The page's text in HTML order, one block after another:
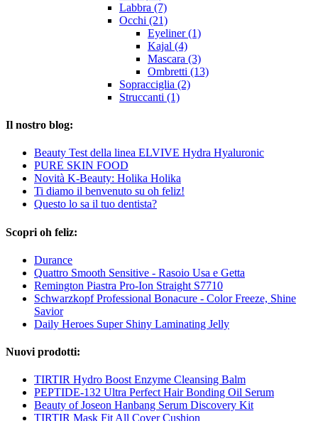
Labbra (7)
Occhi (21)
Eyeliner (1)
Kajal (4)
Mascara (3)
Ombretti (13)
Sopracciglia (2)
Struccanti (1)
Il nostro blog:
Beauty Test della linea ELVIVE Hydra Hyaluronic
PURE SKIN FOOD
Novità K-Beauty: Holika Holika
Ti diamo il benvenuto su oh feliz!
Questo lo sa il tuo dentista?
Scopri oh feliz:
Durance
Quattro Smooth Sensitive - Rasoio Usa e Getta
Remington Piastra Pro-Ion Straight S7710
Schwarzkopf Professional Bonacure - Color Freeze, Shine
Savior
Daily Heroes Super Shiny Laminating Jelly
Nuovi prodotti:
TIRTIR Hydro Boost Enzyme Cleansing Balm
PEPTIDE-132 Ultra Perfect Hair Bonding Oil Serum
Beauty of Joseon Hanbang Serum Discovery Kit
TIRTIR Mask Fit All Cover Cushion